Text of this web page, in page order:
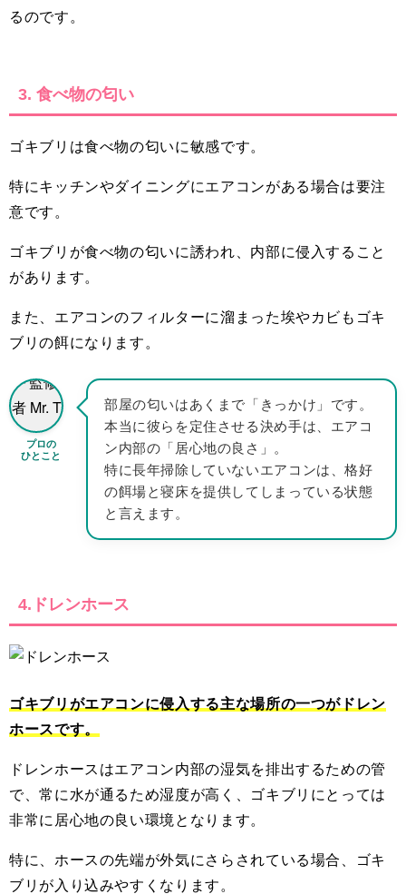
るのです。
3. 食べ物の匂い
ゴキブリは食べ物の匂いに敏感です。
特にキッチンやダイニングにエアコンがある場合は要注
意です。
ゴキブリが食べ物の匂いに誘われ、内部に侵入すること
があります。
また、エアコンのフィルターに溜まった埃やカビもゴキ
ブリの餌になります。
プロの
ひとこと
部屋の匂いはあくまで「きっかけ」です。
本当に彼らを定住させる決め手は、エアコ
ン内部の「居心地の良さ」。
特に長年掃除していないエアコンは、格好
の餌場と寝床を提供してしまっている状態
と言えます。
4.ドレンホース
ゴキブリがエアコンに侵入する主な場所の一つがドレン
ホースです。
ドレンホースはエアコン内部の湿気を排出するための管
で、常に水が通るため湿度が高く、ゴキブリにとっては
非常に居心地の良い環境となります。
特に、ホースの先端が外気にさらされている場合、ゴキ
ブリが入り込みやすくなります。